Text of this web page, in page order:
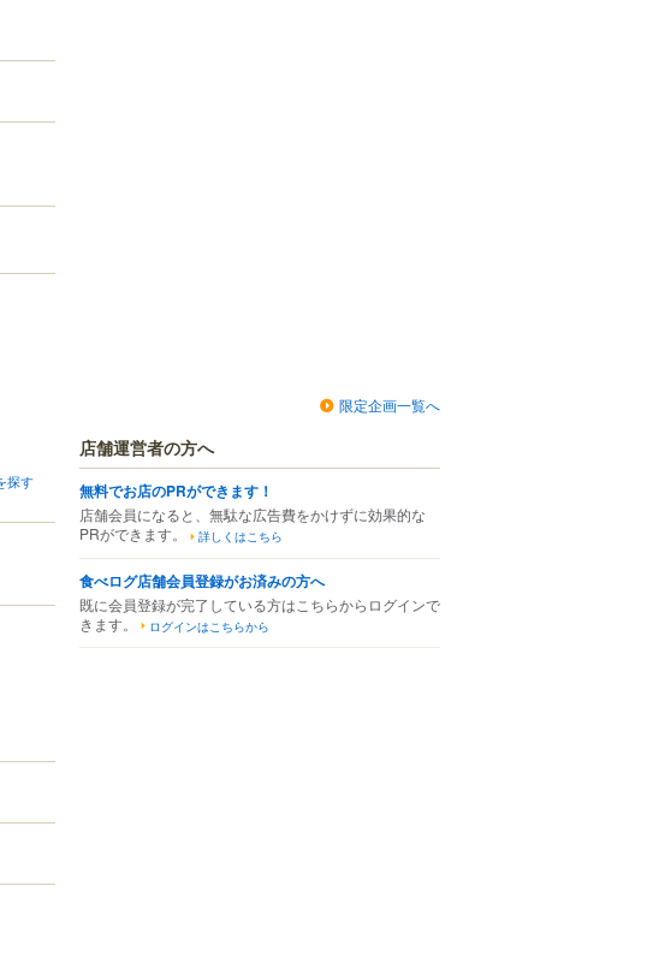
探す
限定企画一覧へ
店舗運営者の方へ
無料でお店のPRができます！
店舗会員になると、無駄な広告費をかけずに効果的な
PRができます。
詳しくはこちら
食べログ店舗会員登録がお済みの方へ
既に会員登録が完了している方はこちらからログインで
きます。
ログインはこちらから